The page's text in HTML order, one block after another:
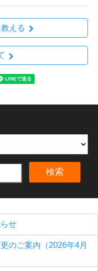
える
検索
せ
のご案内（2026年4月